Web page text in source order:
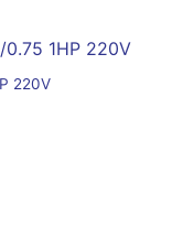
220V